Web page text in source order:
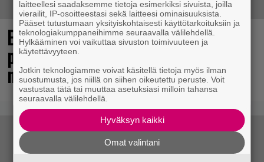
Elokuun PlayStation Plus Essential -
pelit ilmestyivät – mukana todellinen
mestariteos
laitteellesi saadaksemme tietoja esimerkiksi sivuista, joilla
vierailit, IP-osoitteestasi sekä laitteesi ominaisuuksista.
Pääset tutustumaan yksityiskohtaisesti käyttötarkoituksiin ja
teknologiakumppaneihimme seuraavalla välilehdellä.
Hylkääminen voi vaikuttaa sivuston toimivuuteen ja
käytettävyyteen.
Jotkin teknologiamme voivat käsitellä tietoja myös ilman
suostumusta, jos niillä on siihen oikeutettu peruste. Voit
vastustaa tätä tai muuttaa asetuksiasi milloin tahansa
seuraavalla välilehdellä.
Hyväksyn kaikki
Omat valintani